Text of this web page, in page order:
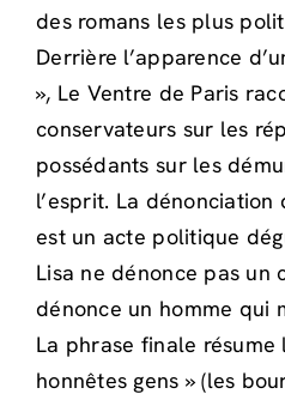
des romans les plus
Derrière l’apparence
», Le Ventre de Paris
conservateurs sur les
possédants sur les
l’esprit. La
est un acte politique
Lisa ne dénonce pas
dénonce un homme qui
La phrase finale résume
honnêtes gens » (les